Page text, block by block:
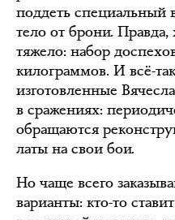
поддеть
тело от брони.
тяжело: набор
килограммов. И всё-
изготовленные
в сражениях:
обращаются
латы на свои бои.
Но чаще всего
варианты: кто-то